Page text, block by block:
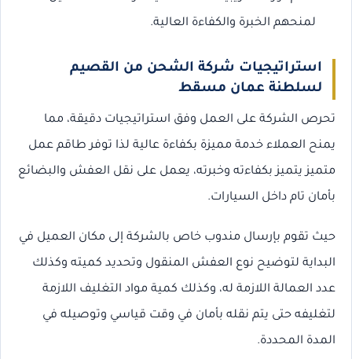
لمنحهم الخبرة والكفاءة العالية.
استراتيجيات شركة الشحن من القصيم
لسلطنة عمان مسقط
تحرص الشركة على العمل وفق استراتيجيات دقيقة، مما
يمنح العملاء خدمة مميزة بكفاءة عالية لذا توفر طاقم عمل
متميز يتميز بكفاءته وخبرته، يعمل على نقل العفش والبضائع
بأمان تام داخل السيارات.
حيث تقوم بإرسال مندوب خاص بالشركة إلى مكان العميل في
البداية لتوضيح نوع العفش المنقول وتحديد كميته وكذلك
عدد العمالة اللازمة له، وكذلك كمية مواد التغليف اللازمة
لتغليفه حتى يتم نقله بأمان في وقت قياسي وتوصيله في
المدة المحددة.